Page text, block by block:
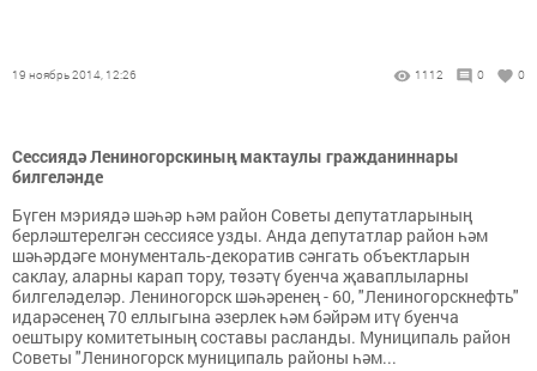
19 ноябрь 2014, 12:26 1112 0 0
Сессиядә Лениногорскиның мактаулы гражданиннары
билгеләнде
Бүген мэриядә шәһәр һәм район Советы депутатларының
берләштерелгән сессиясе узды. Анда депутатлар район һәм
шәһәрдәге монументаль-декоратив сәнгать объектларын
саклау, аларны карап тору, төзәтү буенча җаваплыларны
билгеләделәр. Лениногорск шәһәренең - 60, "Лениногорскнефть"
идарәсенең 70 еллыгына әзерлек һәм бәйрәм итү буенча
оештыру комитетының составы расланды. Муниципаль район
Советы "Лениногорск муниципаль районы һәм...